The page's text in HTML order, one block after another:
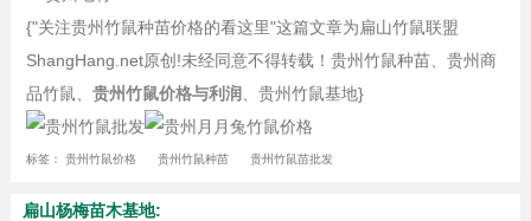
{"关注贵州竹鼠种苗价格的看这里"这篇文章为扁山竹鼠联盟
ShangHang.net原创!未经同意不得转载！贵州竹鼠种苗、贵州商
品竹鼠、 贵州竹鼠价格与利润 、贵州竹鼠基地}
标签： 贵州竹鼠价格 贵州竹鼠种苗 贵州竹鼠苗批发
扁山杨梅苗木基地: